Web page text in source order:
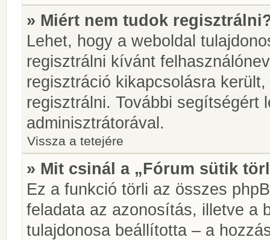
» Miért nem tudok
Lehet, hogy a weboldal
regisztrálni kívánt
regisztráció kikapcsolásra
regisztrálni. További segítségért
adminisztrátorával.
Vissza a tetejére
» Mit csinál a „Fórum sütik
Ez a funkció törli az összes
feladata az azonosítás, illetve a
tulajdonosa beállította – a